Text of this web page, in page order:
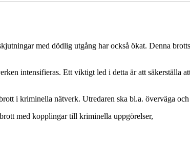
med dödlig utgång har också ökat. Denna
intensifieras. Ett viktigt led i detta är att säkerställa
i kriminella nätverk. Utredaren ska bl.a. överväga
med kopplingar till kriminella uppgörelser,